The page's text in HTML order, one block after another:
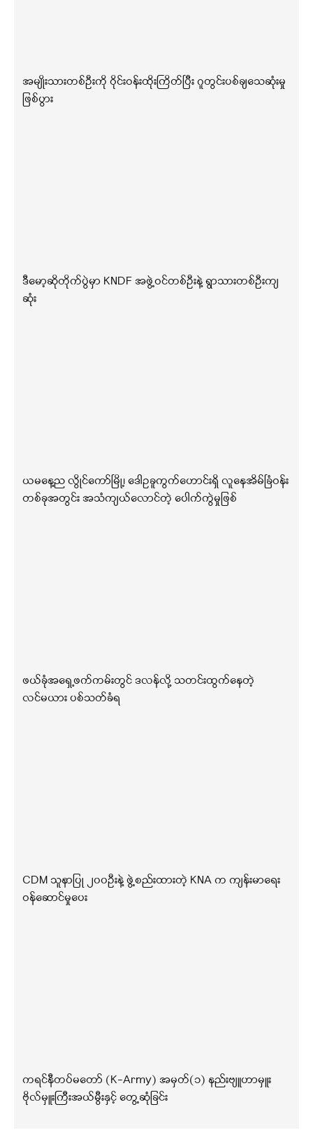
အမျိုးသားတစ်ဦးကို ဝိုင်းဝန်းထိုးကြိတ်ပြီး ဂူတွင်းပစ်ချသေဆုံးမှု
ဖြစ်ပွား
ဒီမော့ဆိုတိုက်ပွဲမှာ KNDF အဖွဲ့ဝင်တစ်ဦးနဲ့ ရွာသားတစ်ဦးကျ
ဆုံး
ယမနေ့ည လွိုင်ကော်မြို့၊ ဒေါဥခူကွက်ဟောင်းရှိ လူနေအိမ်ခြံဝန်း
တစ်ခုအတွင်း အသံကျယ်လောင်တဲ့ ပေါက်ကွဲမှုဖြစ်
ဖယ်ခုံအရှေ့ဖက်ကမ်းတွင် ဒလန်လို့ သတင်းထွက်နေတဲ့
လင်မယား ပစ်သတ်ခံရ
CDM သူနာပြု ၂၀၀ဦးနဲ့ ဖွဲ့စည်းထားတဲ့ KNA က ကျန်းမာရေး
ဝန်ဆောင်မှုပေး
ကရင်နီတပ်မတော် (K-Army) အမှတ်(၁) နည်းဗျူဟာမှူး
ဗိုလ်မှူးကြီးအယ်မွီးနှင့် တွေ့ဆုံခြင်း